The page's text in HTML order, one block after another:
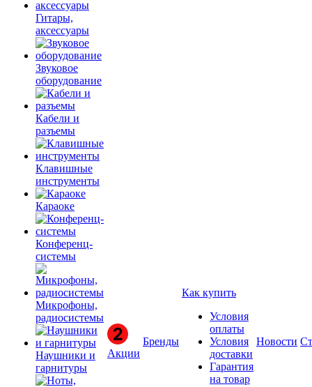
Гитары,
аксессуары
Звуковое
оборудование
Кабели и
разъемы
Клавишные
инструменты
Караоке
Конференц-
системы
Микрофоны,
радиосистемы
Наушники и
гарнитуры
Акции
Бренды
Как купить
Условия
оплаты
Условия
доставки
Гарантия
на товар
Новости